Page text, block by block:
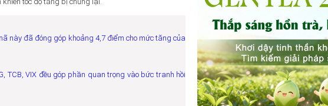
này đã đóng góp khoảng 4,7 điểm cho mức tăng của
TCB, VIX đều góp phần quan trọng vào bức tranh hồi